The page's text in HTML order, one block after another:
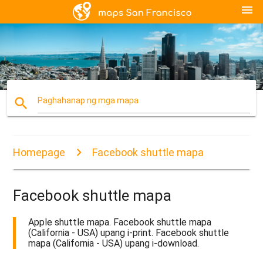
menu
search Paghahanap ng mga mapa
Homepage Facebook shuttle mapa
Facebook shuttle mapa
Apple shuttle mapa. Facebook shuttle mapa
(California - USA) upang i-print. Facebook shuttle
mapa (California - USA) upang i-download.